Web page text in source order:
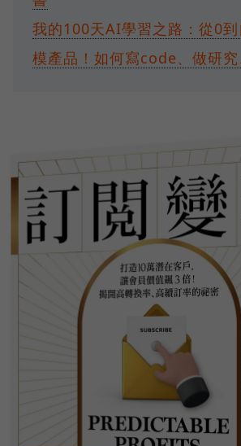
我的100天AI學習之路：從0
模產品！如何寫code、做研究